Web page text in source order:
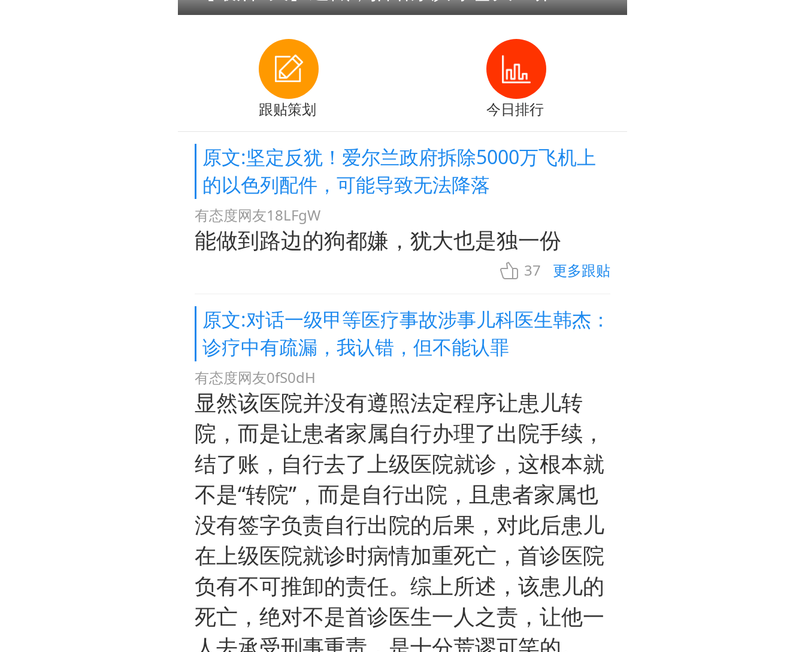
跟贴策划 今日排行
原文:坚定反犹！爱尔兰政府拆除5000万飞机上
的以色列配件，可能导致无法降落
有态度网友18LFgW
能做到路边的狗都嫌，犹大也是独一份
37 更多跟贴
原文:对话一级甲等医疗事故涉事儿科医生韩杰：
诊疗中有疏漏，我认错，但不能认罪
有态度网友0fS0dH
显然该医院并没有遵照法定程序让患儿转
院，而是让患者家属自行办理了出院手续，
结了账，自行去了上级医院就诊，这根本就
不是“转院”，而是自行出院，且患者家属也
没有签字负责自行出院的后果，对此后患儿
在上级医院就诊时病情加重死亡，首诊医院
负有不可推卸的责任。综上所述，该患儿的
死亡，绝对不是首诊医生一人之责，让他一